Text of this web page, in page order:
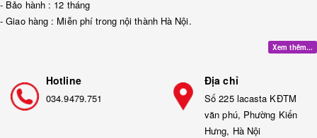
- Bảo hành : 12 tháng
- Giao hàng : Miễn phí trong nội thành Hà Nội.
Xem thêm...
Hotline
034.9479.751
Địa chỉ
Số 225 lacasta KĐTM
văn phú, Phường Kiến
Hưng, Hà Nội